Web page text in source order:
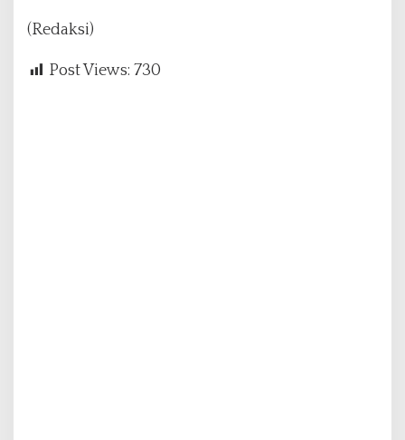
(Redaksi)
Post Views: 730